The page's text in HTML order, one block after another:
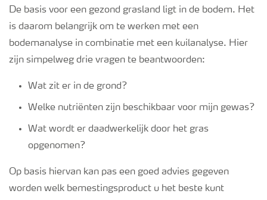
Webinars
De basis voor een gezond grasland ligt in de bodem. Het
is daarom belangrijk om te werken met een
bodemanalyse in combinatie met een kuilanalyse. Hier
zijn simpelweg drie vragen te beantwoorden:
Wat zit er in de grond?
Welke nutriënten zijn beschikbaar voor mijn gewas?
Wat wordt er daadwerkelijk door het gras
opgenomen?
Op basis hiervan kan pas een goed advies gegeven
worden welk bemestingsproduct u het beste kunt